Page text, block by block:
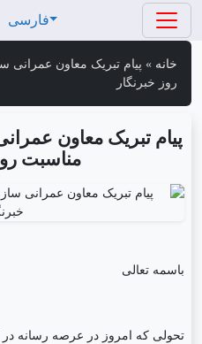
فارسی
خانه » پیام تبریک معاون عمرانی
روز خبرنگار
پیام تبریک معاون
مناسبت
باسمه تعالی
تحولی که امروز در عرصه رسانه